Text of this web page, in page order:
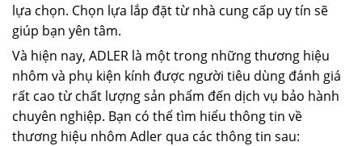
lựa chọn. Chọn lựa lắp đặt từ nhà cung cấp uy tín sẽ
giúp bạn yên tâm.
Và hiện nay, ADLER là một trong những thương hiệu
nhôm và phụ kiện kính được người tiêu dùng đánh giá
rất cao từ chất lượng sản phẩm đến dịch vụ bảo hành
chuyên nghiệp. Bạn có thể tìm hiểu thông tin về
thương hiệu nhôm Adler qua các thông tin sau: